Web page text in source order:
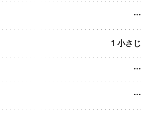
···
1 小さじ
···
···